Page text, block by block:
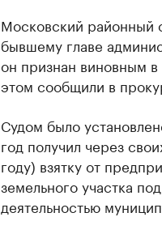
Московский районный
бывшему главе
он признан виновным
этом сообщили в
Судом было
год получил через
году) взятку от
земельного участка
деятельностью